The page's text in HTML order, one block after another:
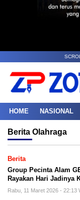
HOME NASIONAL
Berita Olahraga
Berita
Group Pecinta Alam
Rayakan Hari Jadinya
Rabu, 11 Maret 2026 - 22:13